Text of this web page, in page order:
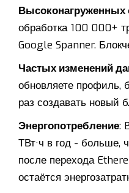
Высоконагруженных
обработка 100 000+
Google Spanner.
Частых изменений
обновляете профиль,
раз создавать новый
Энергопотребление:
ТВт·ч в год - больше,
после перехода
остаётся